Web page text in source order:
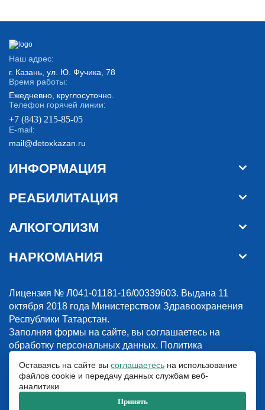
Наш адрес:
г. Казань, ул. Ю. Фучика, 78
Время работы:
Ежедневно, круглосуточно.
Телефон горячей линии:
+7 (843) 215-85-05
E-mail:
mail@detoxkazan.ru
ИНФОРМАЦИЯ
РЕАБИЛИТАЦИЯ
АЛКОГОЛИЗМ
НАРКОМАНИЯ
Лицензия № Л041-01181-16/00339603. Выдана 11
октября 2018 года Министерством Здравоохранения
Республики Татарстан.
Заполняя формы на сайте, вы соглашаетесь на
обработку персональных данных. Политика
© 2018-2026. Наркологическая клиника “Detox”. Все права защищены.
Указанные на сайте цены и информация имеют информационный
характер и не являются публичной офертой.
ООО «Детокс», ИНН 1660311156, ОГРН 1181690030708
Оставаясь на сайте вы соглашаетесь на использование
файлов cookie и передачу данных службам веб-
аналитики
Принять